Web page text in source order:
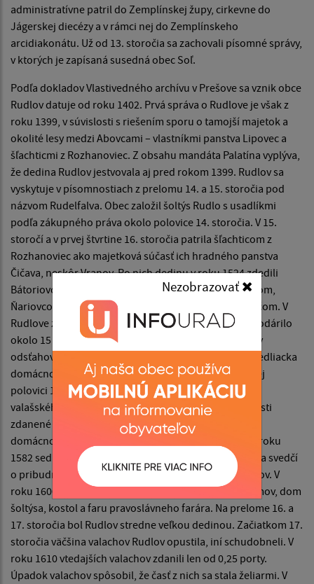
Nezobrazovať
administratívne patril do Zemplínskej župy, cirkevne do
Jágerskej diecézy a v rámci nej do Zemplínskeho
arcidiakonátu. Už od 13. storočia sa zachovali písomné správy,
v ktorých je zapísaná susedná obec Soľ.
Podľa dokladov Vlastivedného archívu v Prešove sa vznik obce
Rudlov datuje od roku 1402. Prvá správa o Rudlove je však z
roku 1399, v súvislosti s riešením sporu o tamojší majetok a
okolité lesy medzi Abovcami – vlastníkmi panstva Lipovec a
šľachticmi z Rozhanoviec. Z obsahu mandáta Palatína vyplýva,
že dedina Rudlov jestvovala aj pred rokom 1399. Rudlov sa
vyskytuje v písomnostiach z prelomu 14. a 15. storočia pod
názvom Rudelfalva. Obec založil šoltýs Rudlo s usadlíkmi
podľa zákupného práva okolo polovice 14. storočia. V 15.
storočí a v prvej štvrtine 16. storočia patrila šľachticom z
Rozhanoviec ako majetková súčasť ich hradného panstva
Čičava, neskôr Vranov. Po nich dedinu v roku 1524 zdedili
Bátoriovci. V 17. storočí patrila postupne Nádašdiovcom,
Ňariovcom, Esterháziovcom, Drugetovcom a ich dedičom. V
Rudlove začiatkom druhej polovice 15. storočia hospodárilo
okolo 15 domácností, ktoré sa zakrátko takmer všetky
odsťahovali. V roku 1493 tam hospodárila len jedna sedliacka
domácnosť. Noví obyvatelia sa začali usadzovať v prvej
polovici 16. storočia, nepochybne podľa zákupného
valašského práva. V roku 1567 boli valašské domácnosti
zdanené daňou kráľovi od dvoch port. Dve želiarske
domácnosti a domácnosť slobodníka daň neplatili. V roku
1582 sedliakov zdanili od piatich port. Nárast zdanenia svedčí
o pribudnutí domácnosti a zväčšení rozsahu pozemkov. V
roku 1600 malo sídlo 21 obývaných poddanských domov, dom
šoltýsa, kostol a faru pravoslávneho farára. Na prelome 16. a
17. storočia bol Rudlov stredne veľkou dedinou. Začiatkom 17.
storočia väčšina valachov Rudlov opustila, iní schudobneli. V
roku 1610 vtedajších valachov zdanili len od 0,25 porty.
Úpadok valachov spôsobil, že časť z nich sa stala želiarmi. V